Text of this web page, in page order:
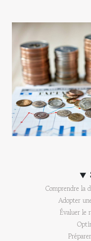
Comprendre la
Adopter
Évaluer le